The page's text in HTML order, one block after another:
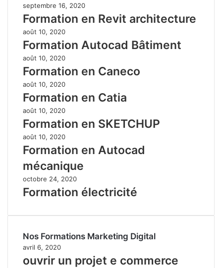
septembre 16, 2020
Formation en Revit architecture
août 10, 2020
Formation Autocad Bâtiment
août 10, 2020
Formation en Caneco
août 10, 2020
Formation en Catia
août 10, 2020
Formation en SKETCHUP
août 10, 2020
Formation en Autocad
mécanique
octobre 24, 2020
Formation électricité
Nos Formations Marketing Digital
avril 6, 2020
ouvrir un projet e commerce